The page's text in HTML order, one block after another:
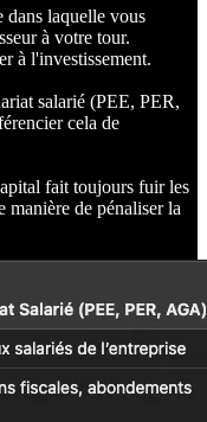
dans laquelle vous
à votre tour.
à l'investissement.
salarié (PEE, PER,
cela de
fait toujours fuir les
manière de pénaliser la